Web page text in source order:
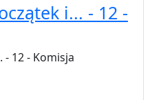
i... - 12 -
- 12 - Komisja